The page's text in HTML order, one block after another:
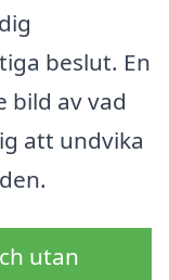
beslut. En
bild av vad
att undvika
utan